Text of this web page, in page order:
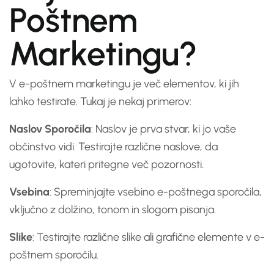
Poštnem
Marketingu?
V e-poštnem marketingu je več elementov, ki jih
lahko testirate. Tukaj je nekaj primerov:
Naslov Sporočila: Naslov je prva stvar, ki jo vaše
občinstvo vidi. Testirajte različne naslove, da
ugotovite, kateri pritegne več pozornosti.
Vsebina: Spreminjajte vsebino e-poštnega sporočila,
vključno z dolžino, tonom in slogom pisanja.
Slike: Testirajte različne slike ali grafične elemente v e-
poštnem sporočilu.